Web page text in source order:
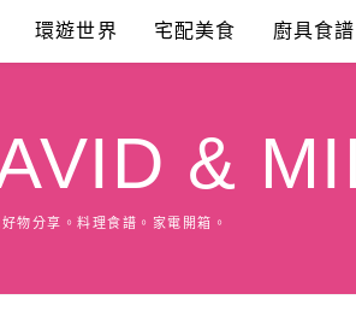
環遊世界 宅配美食 廚具食譜
&
物分享。料理食譜。家電開箱。